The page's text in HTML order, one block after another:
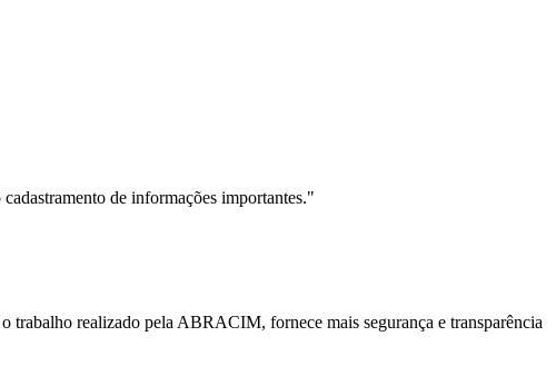
de informações importantes."
trabalho realizado pela ABRACIM, fornece mais segurança e transparência